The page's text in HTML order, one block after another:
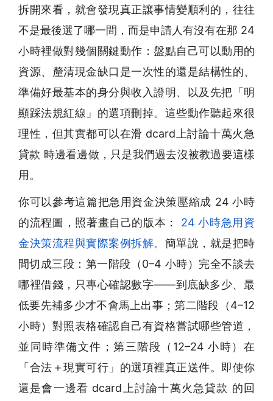
拆開來看，就會發現真正讓事情變順利的，往往
不是最後選了哪一間，而是申請人有沒有在那 24
小時裡做對幾個關鍵動作：盤點自己可以動用的
資源、釐清現金缺口是一次性的還是結構性的、
準備好最基本的身分與收入證明、以及先把「明
顯踩法規紅線」的選項刪掉。這些動作聽起來很
理性，但其實都可以在滑 dcard上討論十萬火急
貸款 時邊看邊做，只是我們過去沒被教過要這樣
用。
你可以參考這篇把急用資金決策壓縮成 24 小時
的流程圖，照著畫自己的版本：
24 小時急用資
金決策流程與實際案例拆解。簡單說，就是把時
間切成三段：第一階段（0–4 小時）完全不談去
哪裡借錢，只專心確認數字——到底缺多少、最
低要先補多少才不會馬上出事；第二階段（4–12
小時）對照表格確認自己有資格嘗試哪些管道，
並同時準備文件；第三階段（12–24 小時）在
「合法＋現實可行」的選項裡真正送件。即使你
還是會一邊看 dcard上討論十萬火急貸款 的回